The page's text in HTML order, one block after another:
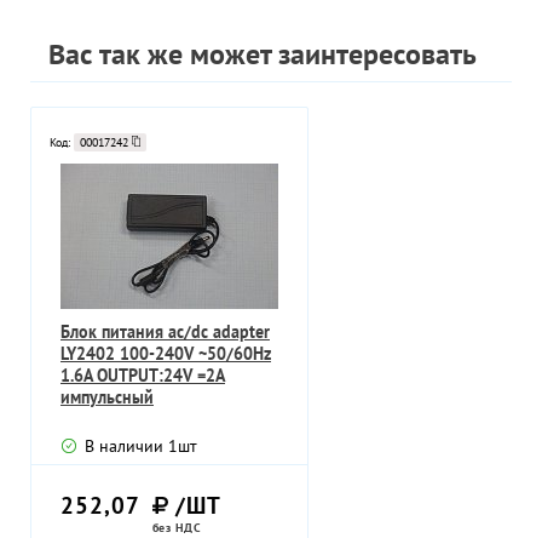
Вас так же может заинтересовать
Код: 00017242
Блок питания ac/dc adapter
LY2402 100-240V ~50/60Hz
1.6A OUTPUT:24V =2A
импульсный
В наличии 1шт
252,07 /ШТ
без НДС